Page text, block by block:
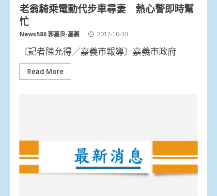
老翁騎乘電動代步車尋妻 熱心警即時幫
忙
News586 郭嘉良-嘉義 2017-10-30
〔記者陳允得／嘉義市報導〕嘉義市政府
Read More